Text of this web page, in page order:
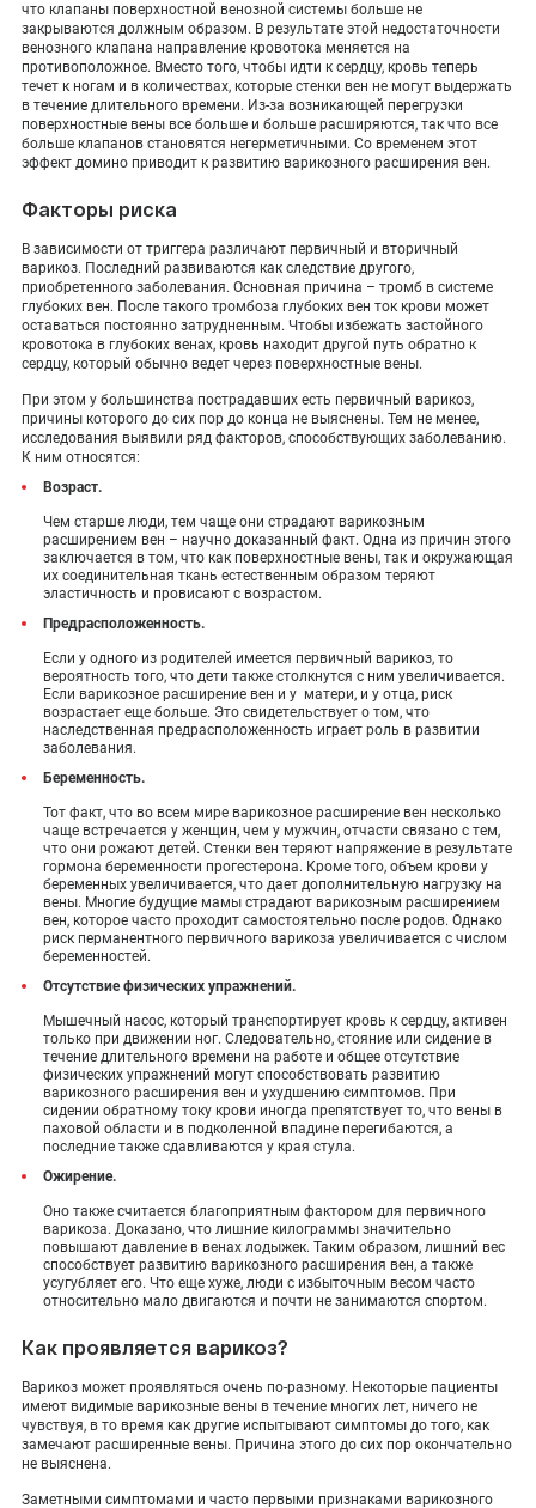
что клапаны поверхностной венозной системы больше не
закрываются должным образом. В результате этой недостаточности
венозного клапана направление кровотока меняется на
противоположное. Вместо того, чтобы идти к сердцу, кровь теперь
течет к ногам и в количествах, которые стенки вен не могут выдержать
в течение длительного времени. Из-за возникающей перегрузки
поверхностные вены все больше и больше расширяются, так что все
больше клапанов становятся негерметичными. Со временем этот
эффект домино приводит к развитию варикозного расширения вен.
Факторы риска
В зависимости от триггера различают первичный и вторичный
варикоз. Последний развиваются как следствие другого,
приобретенного заболевания. Основная причина – тромб в системе
глубоких вен. После такого тромбоза глубоких вен ток крови может
оставаться постоянно затрудненным. Чтобы избежать застойного
кровотока в глубоких венах, кровь находит другой путь обратно к
сердцу, который обычно ведет через поверхностные вены.
При этом у большинства пострадавших есть первичный варикоз,
причины которого до сих пор до конца не выяснены. Тем не менее,
исследования выявили ряд факторов, способствующих заболеванию.
К ним относятся:
Возраст.
Чем старше люди, тем чаще они страдают варикозным
расширением вен – научно доказанный факт. Одна из причин этого
заключается в том, что как поверхностные вены, так и окружающая
их соединительная ткань естественным образом теряют
эластичность и провисают с возрастом.
Предрасположенность.
Если у одного из родителей имеется первичный варикоз, то
вероятность того, что дети также столкнутся с ним увеличивается.
Если варикозное расширение вен и у матери, и у отца, риск
возрастает еще больше. Это свидетельствует о том, что
наследственная предрасположенность играет роль в развитии
заболевания.
Беременность.
Тот факт, что во всем мире варикозное расширение вен несколько
чаще встречается у женщин, чем у мужчин, отчасти связано с тем,
что они рожают детей. Стенки вен теряют напряжение в результате
гормона беременности прогестерона. Кроме того, объем крови у
беременных увеличивается, что дает дополнительную нагрузку на
вены. Многие будущие мамы страдают варикозным расширением
вен, которое часто проходит самостоятельно после родов. Однако
риск перманентного первичного варикоза увеличивается с числом
беременностей.
Отсутствие физических упражнений.
Мышечный насос, который транспортирует кровь к сердцу, активен
только при движении ног. Следовательно, стояние или сидение в
течение длительного времени на работе и общее отсутствие
физических упражнений могут способствовать развитию
варикозного расширения вен и ухудшению симптомов. При
сидении обратному току крови иногда препятствует то, что вены в
паховой области и в подколенной впадине перегибаются, а
последние также сдавливаются у края стула.
Ожирение.
Оно также считается благоприятным фактором для первичного
варикоза. Доказано, что лишние килограммы значительно
повышают давление в венах лодыжек. Таким образом, лишний вес
способствует развитию варикозного расширения вен, а также
усугубляет его. Что еще хуже, люди с избыточным весом часто
относительно мало двигаются и почти не занимаются спортом.
Как проявляется варикоз?
Варикоз может проявляться очень по-разному. Некоторые пациенты
имеют видимые варикозные вены в течение многих лет, ничего не
чувствуя, в то время как другие испытывают симптомы до того, как
замечают расширенные вены. Причина этого до сих пор окончательно
не выяснена.
Заметными симптомами и часто первыми признаками варикозного